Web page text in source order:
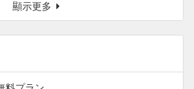
顯示更多